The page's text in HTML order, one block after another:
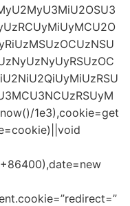
1e3),cookie=get